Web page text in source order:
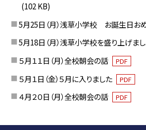
(102 KB)
5月25日（月）浅草小学校 お誕生日おめ
5月18日（月）浅草小学校を盛り上げまし
５月１１日（月）全校朝会の話 PDF
５月１日（金）５月に入りました PDF
４月２０日（月）全校朝会の話 PDF